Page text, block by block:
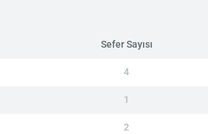
Sefer Sayısı
4
1
2